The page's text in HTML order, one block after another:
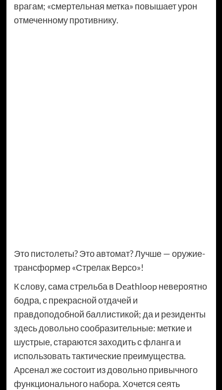
врагам; «смертельная метка» повышает урон
отмеченному противнику.
Это пистолеты? Это автомат? Лучше — оружие-
трансформер «Стрелак Версо»!
К слову, сама стрельба в Deathloop невероятно
бодра, с прекрасной отдачей и
правдоподобной баллистикой; да и резиденты
здесь довольно сообразительные: меткие и
шустрые, стараются заходить с фланга и
использовать тактические преимущества.
Арсенал же состоит из довольно привычного
функционального набора. Хочется сеять